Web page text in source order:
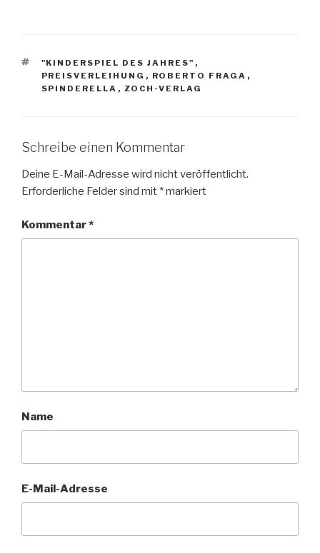
SCHLAGWÖRTER
"KINDERSPIEL DES JAHRES" ,
PREISVERLEIHUNG , ROBERTO FRAGA ,
SPINDERELLA , ZOCH-VERLAG
Schreibe einen Kommentar
Deine E-Mail-Adresse wird nicht veröffentlicht.
Erforderliche Felder sind mit *markiert
Kommentar*
Name
E-Mail-Adresse